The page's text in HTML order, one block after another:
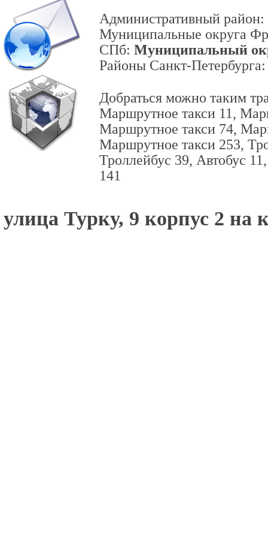
Административный район:
Муниципальные округа
СПб: Муниципальный
Районы Санкт-
Добраться можно таким
Маршрутное такси 11,
Маршрутное такси 74,
Маршрутное такси 253,
Троллейбус 39, Автобус
141
улица Турку, 9 корпус 2 на